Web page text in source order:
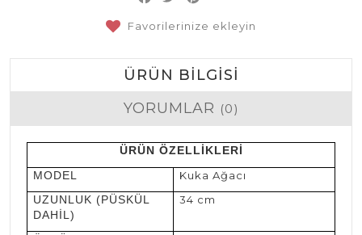
Favorilerinize ekleyin
ÜRÜN BILGISI
YORUMLAR (0)
ÜRÜN ÖZELLİKLERİ
MODEL
Kuka Ağacı
UZUNLUK (PÜSKÜL
DAHİL)
34 cm